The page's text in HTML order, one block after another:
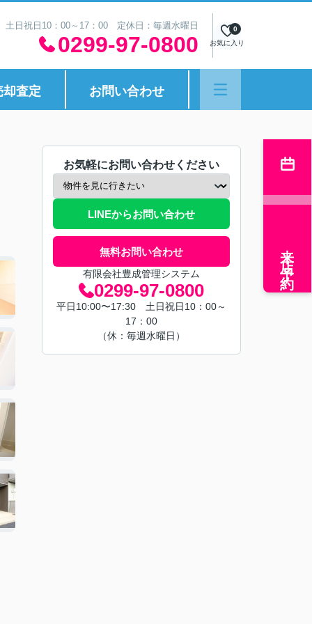
日祝日10：00～17：00 定休日：毎週水曜日
0299-97-0800 お気に入り
0
却査定 お問い合わせ
お気軽にお問い合わせください
LINEからお問い合わせ
無料お問い合わせ
有限会社豊成管理システム
0299-97-0800
平日10:00〜17:30 土日祝日10：00～
17：00
（休：毎週水曜日）
来店予約